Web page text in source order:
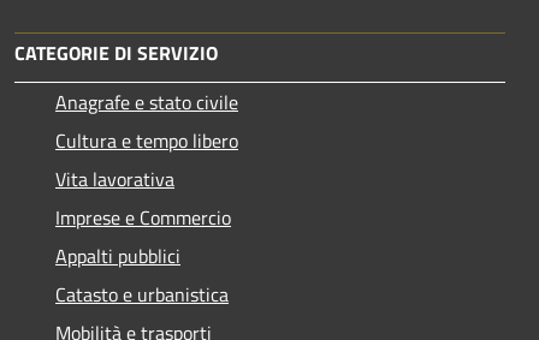
CATEGORIE DI SERVIZIO
Anagrafe e stato civile
Cultura e tempo libero
Vita lavorativa
Imprese e Commercio
Appalti pubblici
Catasto e urbanistica
Mobilità e trasporti